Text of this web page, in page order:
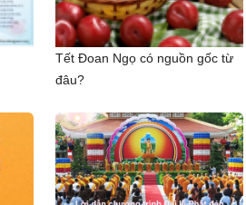
Tết Đoan Ngọ có nguồn gốc từ
đâu?